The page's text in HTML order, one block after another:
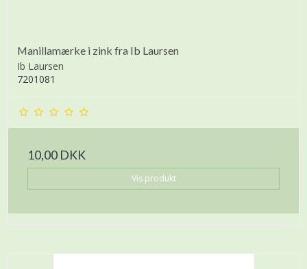
Manillamærke i zink fra Ib Laursen
Ib Laursen
7201081
10,00 DKK
Vis produkt